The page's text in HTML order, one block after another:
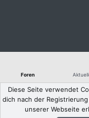
Foren
Diese Seite verwendet
dich nach der
unserer Webseite